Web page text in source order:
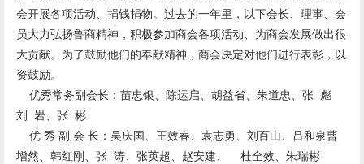
会开展各项活动、捐钱捐物。过去的一年里，以下会长、理事、会
员大力弘扬鲁商精神，积极参加商会各项活动、为商会发展做出很
大贡献。为了鼓励他们的奉献精神，商会决定对他们进行表彰，以
资鼓励。
优秀常务副会长：苗忠银、陈运启、胡益省、朱道忠、张 彪
刘 岩、张 彬
优 秀 副 会 长：吴庆国、王效春、袁志勇、刘百山、吕和泉曹
增然、韩红刚、张 涛、张英超、赵安建、 杜全效、朱瑞彬